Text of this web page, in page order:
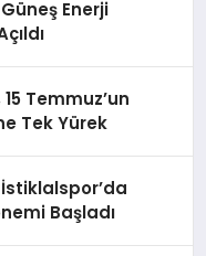
Enerji
Temmuz’un
Tek Yürek
Başladı